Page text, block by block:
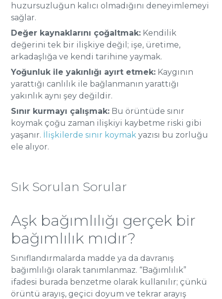
huzursuzluğun kalıcı olmadığını deneyimlemeyi
sağlar.
Değer kaynaklarını çoğaltmak: Kendilik
değerini tek bir ilişkiye değil; işe, üretime,
arkadaşlığa ve kendi tarihine yaymak.
Yoğunluk ile yakınlığı ayırt etmek: Kaygının
yarattığı canlılık ile bağlanmanın yarattığı
yakınlık aynı şey değildir.
Sınır kurmayı çalışmak: Bu örüntüde sınır
koymak çoğu zaman ilişkiyi kaybetme riski gibi
yaşanır. İlişkilerde sınır koymak yazısı bu zorluğu
ele alıyor.
Sık Sorulan Sorular
Aşk bağımlılığı gerçek bir
bağımlılık mıdır?
Sınıflandırmalarda madde ya da davranış
bağımlılığı olarak tanımlanmaz. “Bağımlılık”
ifadesi burada benzetme olarak kullanılır; çünkü
örüntü arayış, geçici doyum ve tekrar arayış